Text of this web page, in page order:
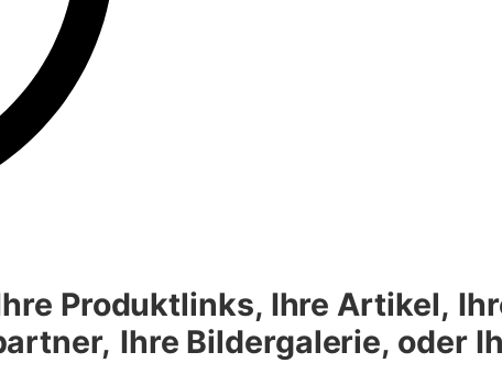
Produktlinks, Ihre Artikel,
Ihre Bildergalerie, oder